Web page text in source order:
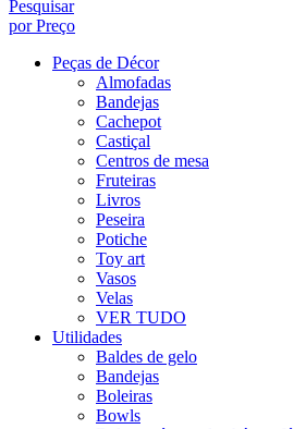
Pesquisar
por Preço
Peças de Décor
Almofadas
Bandejas
Cachepot
Castiçal
Centros de mesa
Fruteiras
Livros
Peseira
Potiche
Toy art
Vasos
Velas
VER TUDO
Utilidades
Baldes de gelo
Bandejas
Boleiras
Bowls